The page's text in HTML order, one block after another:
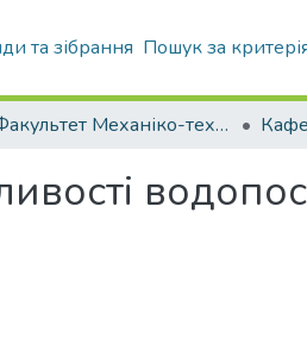
та зібрання Пошук за
Факультет Механіко-технологічний